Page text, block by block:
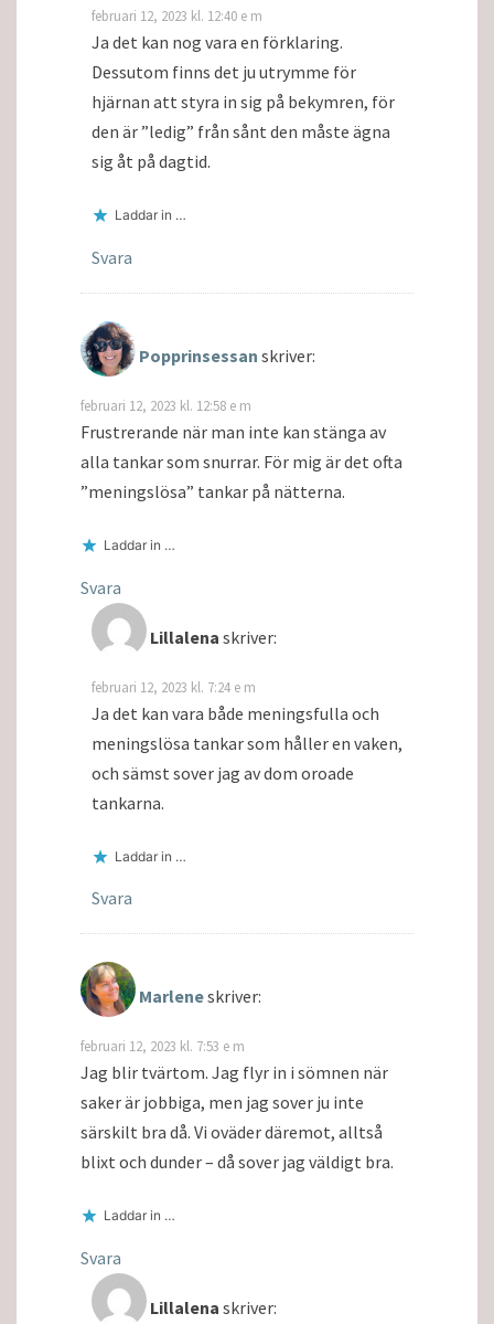
februari 12, 2023 kl. 12:40 e m
Ja det kan nog vara en förklaring.
Dessutom finns det ju utrymme för
hjärnan att styra in sig på bekymren, för
den är ”ledig” från sånt den måste ägna
sig åt på dagtid.
Laddar in …
Svara
Popprinsessan skriver:
februari 12, 2023 kl. 12:58 e m
Frustrerande när man inte kan stänga av
alla tankar som snurrar. För mig är det ofta
”meningslösa” tankar på nätterna.
Laddar in …
Svara
Lillalena skriver:
februari 12, 2023 kl. 7:24 e m
Ja det kan vara både meningsfulla och
meningslösa tankar som håller en vaken,
och sämst sover jag av dom oroade
tankarna.
Laddar in …
Svara
Marleneskriver:
februari 12, 2023 kl. 7:53 e m
Jag blir tvärtom. Jag flyr in i sömnen när
saker är jobbiga, men jag sover ju inte
särskilt bra då. Vi oväder däremot, alltså
blixt och dunder – då sover jag väldigt bra.
Laddar in …
Svara
Lillalena skriver: